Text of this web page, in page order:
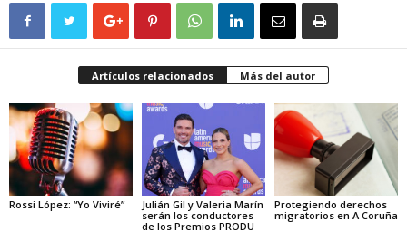
Artículos relacionados Más del autor
Rossi López: “Yo Viviré”
Julián Gil y Valeria Marín
serán los conductores
de los Premios PRODU
Protegiendo derechos
migratorios en A Coruña